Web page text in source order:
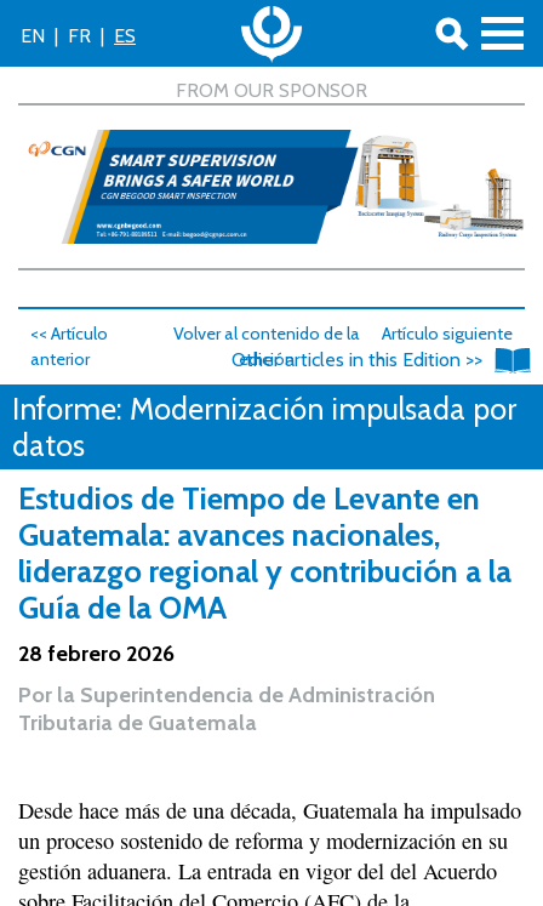
EN | FR | ES
<< Artículo
anterior
Volver al contenido de la
edición
Artículo siguiente
>>
Informe: Modernización impulsada por
datos
Other articles in this Edition >>
Estudios de Tiempo de Levante en
Guatemala: avances nacionales,
liderazgo regional y contribución a la
Guía de la OMA
28 febrero 2026
Por la Superintendencia de Administración
Tributaria de Guatemala
Desde hace más de una década, Guatemala ha impulsado
un proceso sostenido de reforma y modernización en su
gestión aduanera. La entrada en vigor del del Acuerdo